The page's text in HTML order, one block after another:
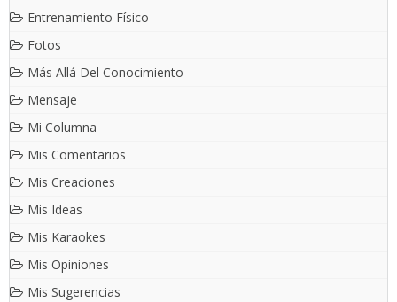
Entrenamiento Físico
Fotos
Más Allá Del Conocimiento
Mensaje
Mi Columna
Mis Comentarios
Mis Creaciones
Mis Ideas
Mis Karaokes
Mis Opiniones
Mis Sugerencias